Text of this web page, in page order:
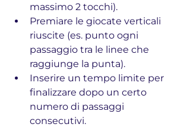
massimo 2 tocchi).
Premiare le giocate verticali
riuscite (es. punto ogni
passaggio tra le linee che
raggiunge la punta).
Inserire un tempo limite per
finalizzare dopo un certo
numero di passaggi
consecutivi.